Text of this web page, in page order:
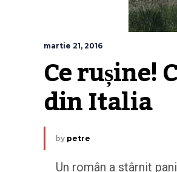
martie 21, 2016
Ce rușine!
din Italia
by petre
Un român a stârnit